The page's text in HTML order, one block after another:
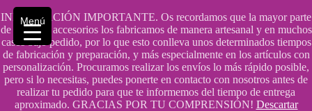
INFORMACIÓN IMPORTANTE. Os recordamos que la mayor parte
de nuestros accesorios los fabricamos de manera artesanal y en muchos
casos bajo pedido, por lo que esto conlleva unos determinados tiempos
de fabricación y preparación, y más especialmente en los artículos con
personalización. Procuramos realizar los envíos lo más rápido posible,
pero si lo necesitas, puedes ponerte en contacto con nosotros antes de
realizar tu pedido para que te informemos del tiempo de entrega
aproximado. GRACIAS POR TU COMPRENSIÓN! Descartar
Saltar
contenido
609241475 SOLO DE 10:00 a 14:00
info@hobbyaescala.com
San Fernando de Henares
10:00 - 14:00
Menú